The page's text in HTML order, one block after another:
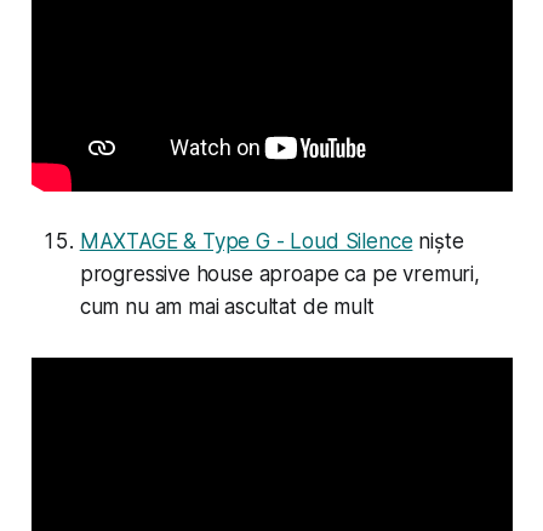
MAXTAGE & Type G - Loud Silence niște
progressive house aproape ca pe vremuri,
cum nu am mai ascultat de mult